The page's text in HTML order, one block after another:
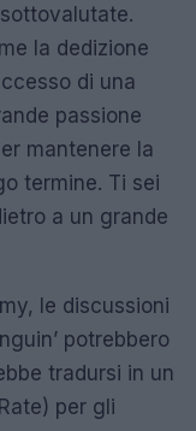
la dedizione
di una
passione
mantenere la
termine. Ti sei
a un grande
le discussioni
potrebbero
tradursi in un
per gli